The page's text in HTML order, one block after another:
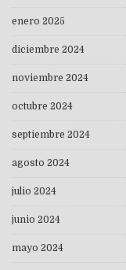
enero 2025
diciembre 2024
noviembre 2024
octubre 2024
septiembre 2024
agosto 2024
julio 2024
junio 2024
mayo 2024